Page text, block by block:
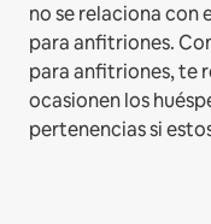
no se relaciona con
para anfitriones.
para anfitriones, te
ocasionen los
pertenencias si